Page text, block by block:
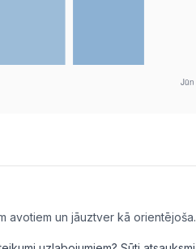
avotiem un jāuztver kā orientējoša.